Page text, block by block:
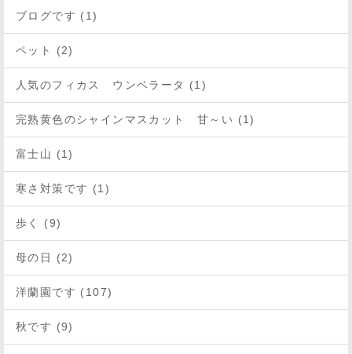
ブログです (1)
ペット (2)
人気のフィカス ウンベラータ (1)
完熟黄色のシャインマスカット 甘～い (1)
富士山 (1)
寒さ対策です (1)
歩く (9)
母の日 (2)
洋蘭園です (107)
秋です (9)